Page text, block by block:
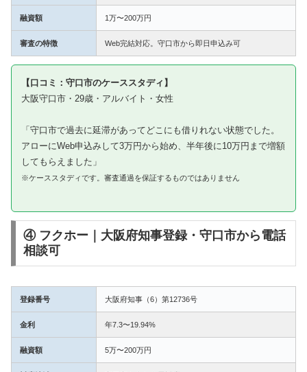
融資額 1万〜200万円
審査の特徴 Web完結対応。守口市から即日申込み可
【口コミ：守口市のケーススタディ】
大阪守口市・29歳・アルバイト・女性
「守口市で過去に延滞があってどこにも借りれない状態でした。
アローにWeb申込みして3万円から始め、半年後に10万円まで増額
してもらえました」
※ケーススタディです。審査通過を保証するものではありません
④ フクホー｜大阪府知事登録・守口市から電話
相談可
登録番号 大阪府知事（6）第12736号
金利 年7.3〜19.94%
融資額 5万〜200万円